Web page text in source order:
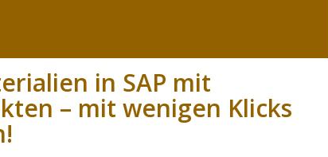
in SAP mit
– mit wenigen Klicks